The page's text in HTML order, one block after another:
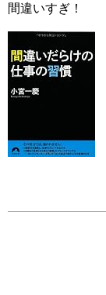
間違いすぎ！